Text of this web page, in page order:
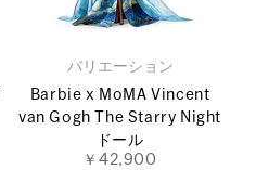
バリエーション
Barbie x MoMA Vincent
van Gogh The Starry Night
ドール
￥42,900